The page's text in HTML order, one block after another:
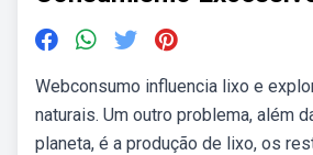
Webconsumo influencia lixo e
naturais. Um outro problema, além
planeta, é a produção de lixo, os